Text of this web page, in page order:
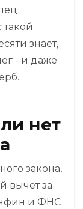
такой
знает,
- и даже
нет
закона,
вычет за
и ФНС